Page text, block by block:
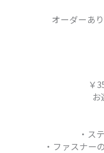
オーダーあ
￥
お
・ス
・ファスナー